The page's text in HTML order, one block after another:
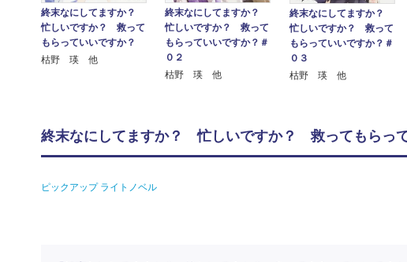
終末なにしてますか？
忙しいですか？ 救って
もらっていいですか？
枯野 瑛 他
終末なにしてますか？
忙しいですか？ 救って
もらっていいですか？＃
０２
枯野 瑛 他
終末なにしてますか？
忙しいですか？ 救って
もらっていいですか？＃
０３
枯野 瑛 他
終末なにしてますか？ 忙しいですか？ 救ってもらっ
ピックアップ ライトノベル